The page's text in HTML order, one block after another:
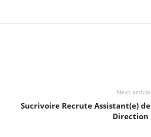
Next article
Sucrivoire Recrute Assistant(e) de
Direction